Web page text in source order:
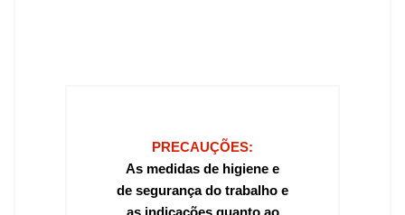
PRECAUÇÕES:
As medidas de higiene e
de segurança do trabalho e
as indicações quanto ao